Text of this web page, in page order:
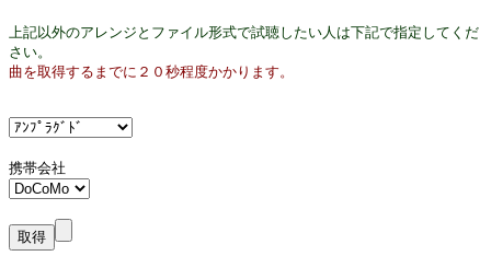
上記以外のアレンジとファイル形式で試聴したい人は下記で指定してくだ
さい。
曲を取得するまでに２０秒程度かかります。
携帯会社